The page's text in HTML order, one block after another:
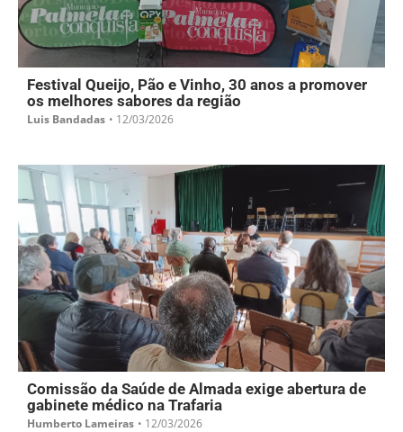
Festival Queijo, Pão e Vinho, 30 anos a promover
os melhores sabores da região
Luis Bandadas • 12/03/2026
Comissão da Saúde de Almada exige abertura de
gabinete médico na Trafaria
Humberto Lameiras • 12/03/2026